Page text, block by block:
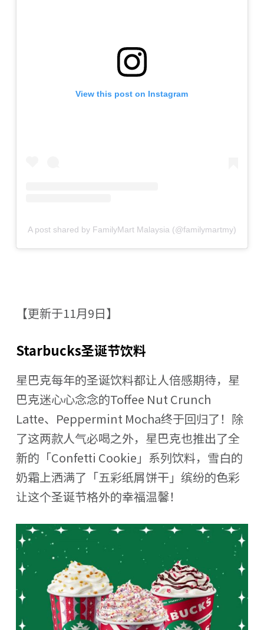
View this post on Instagram
A post shared by FamilyMart Malaysia (@familymartmy)
【更新于11月9日】
Starbucks圣诞节饮料
星巴克每年的圣诞饮料都让人倍感期待，星
巴克迷心心念念的Toffee Nut Crunch
Latte、Peppermint Mocha终于回归了！除
了这两款人气必喝之外，星巴克也推出了全
新的「Confetti Cookie」系列饮料，雪白的
奶霜上洒满了「五彩纸屑饼干」缤纷的色彩
让这个圣诞节格外的幸福温馨！